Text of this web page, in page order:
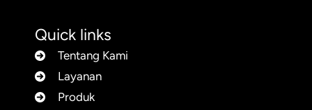
Quick links
Tentang Kami
Layanan
Produk